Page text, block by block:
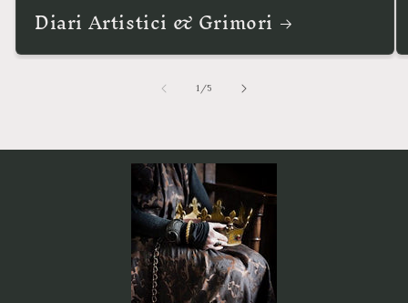
Diari Artistici & Grimori
1 /su5